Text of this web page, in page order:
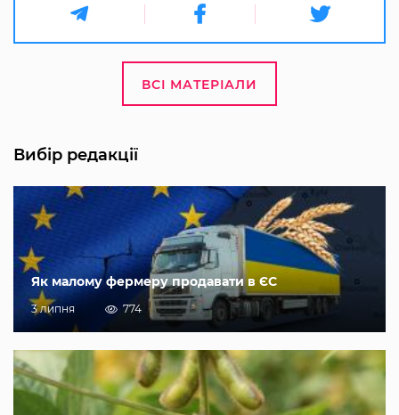
ВСІ МАТЕРІАЛИ
Вибір редакції
Як малому фермеру продавати в ЄС
3 липня 774